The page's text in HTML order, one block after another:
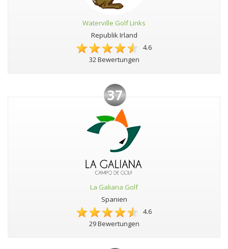
Waterville Golf Links
Republik Irland
4.6
32 Bewertungen
37
La Galiana Golf
Spanien
4.6
29 Bewertungen